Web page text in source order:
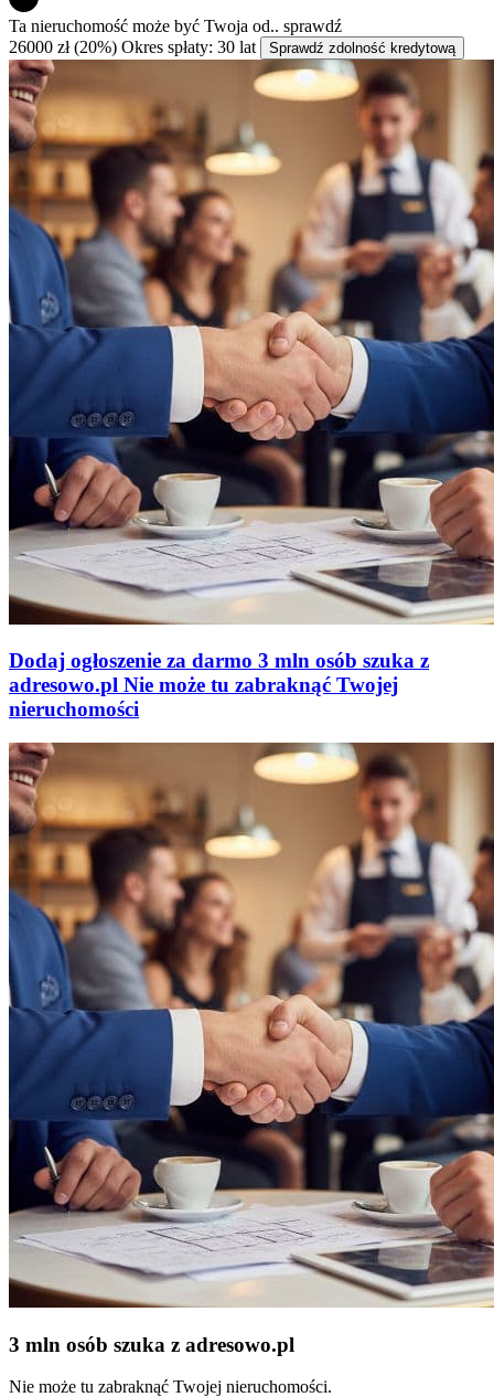
Ta nieruchomość może być Twoja od.. sprawdź
26000 zł (20%) Okres spłaty: 30 lat Sprawdź zdolność kredytową
Dodaj ogłoszenie za darmo 3 mln osób szuka z
adresowo.pl Nie może tu zabraknąć Twojej
nieruchomości
3 mln osób szuka z adresowo.pl
Nie może tu zabraknąć Twojej nieruchomości.